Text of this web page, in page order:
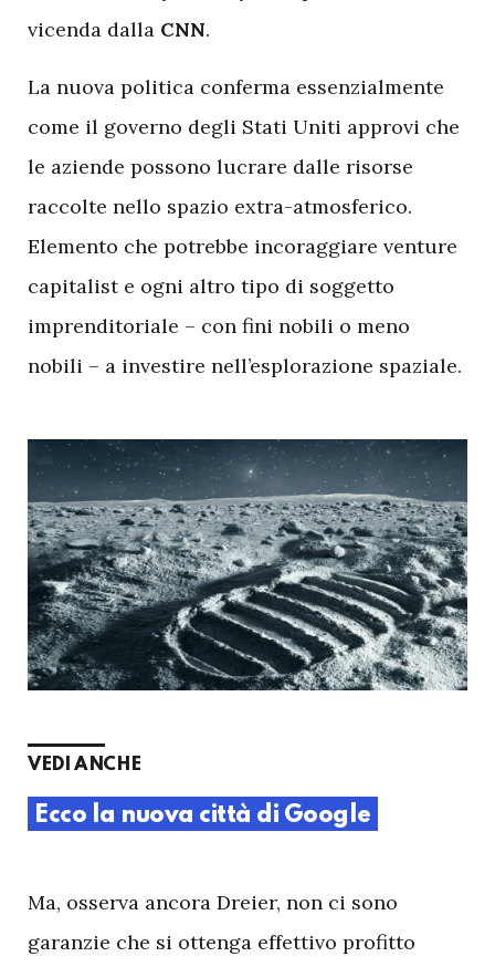
vicenda dalla CNN.
La nuova politica conferma essenzialmente
come il governo degli Stati Uniti approvi che
le aziende possono lucrare dalle risorse
raccolte nello spazio extra-atmosferico.
Elemento che potrebbe incoraggiare venture
capitalist e ogni altro tipo di soggetto
imprenditoriale – con fini nobili o meno
nobili – a investire nell’esplorazione spaziale.
VEDI ANCHE
Ecco la nuova città di Google
Ma, osserva ancora Dreier, non ci sono
garanzie che si ottenga effettivo profitto